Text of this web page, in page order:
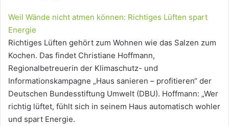
Weil Wände nicht atmen können: Richtiges Lüften spart
Energie
Richtiges Lüften gehört zum Wohnen wie das Salzen zum
Kochen. Das findet Christiane Hoffmann,
Regionalbetreuerin der Klimaschutz- und
Informationskampagne „Haus sanieren – profitieren“ der
Deutschen Bundesstiftung Umwelt (DBU). Hoffmann: „Wer
richtig lüftet, fühlt sich in seinem Haus automatisch wohler
und spart Energie.